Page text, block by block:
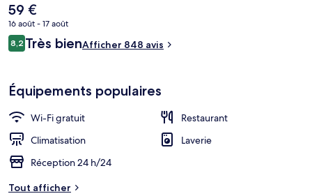
Le
prix
actuel
est
59 €
16 août - 17 août
Avis
voyageurs
8,28,2 sur 10
Très bienAfficher 848 avis
Équipements populaires
Wi-Fi gratuit
Restaurant
Climatisation
Laverie
Réception 24 h/24
Tout afficher